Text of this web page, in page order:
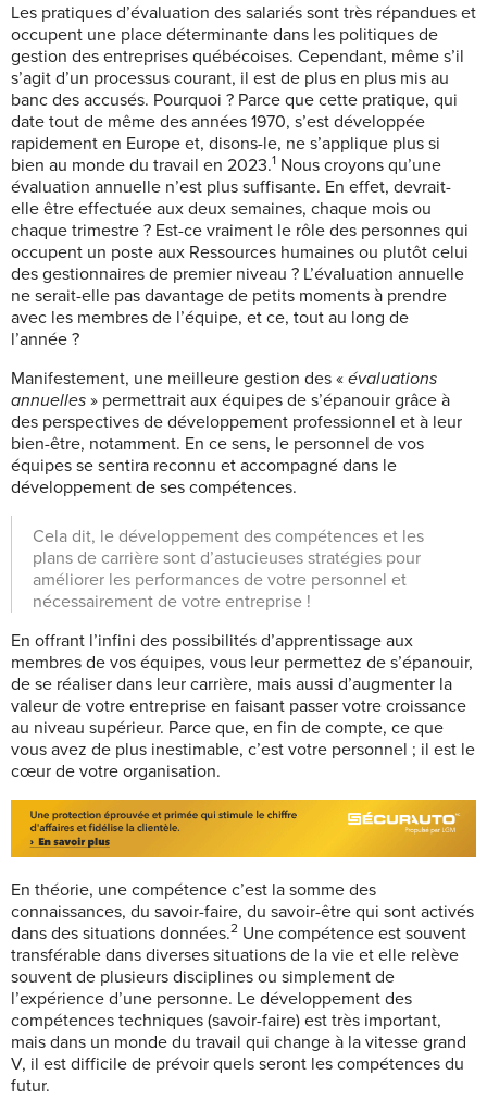
Les pratiques d’évaluation des salariés sont très répandues et
occupent une place déterminante dans les politiques de
gestion des entreprises québécoises. Cependant, même s’il
s’agit d’un processus courant, il est de plus en plus mis au
banc des accusés. Pourquoi ? Parce que cette pratique, qui
date tout de même des années 1970, s’est développée
rapidement en Europe et, disons-le, ne s’applique plus si
bien au monde du travail en 2023.1 Nous croyons qu’une
évaluation annuelle n’est plus suffisante. En effet, devrait-
elle être effectuée aux deux semaines, chaque mois ou
chaque trimestre ? Est-ce vraiment le rôle des personnes qui
occupent un poste aux Ressources humaines ou plutôt celui
des gestionnaires de premier niveau ? L’évaluation annuelle
ne serait-elle pas davantage de petits moments à prendre
avec les membres de l’équipe, et ce, tout au long de
l’année ?
Manifestement, une meilleure gestion des « évaluations
annuelles » permettrait aux équipes de s’épanouir grâce à
des perspectives de développement professionnel et à leur
bien-être, notamment. En ce sens, le personnel de vos
équipes se sentira reconnu et accompagné dans le
développement de ses compétences.
Cela dit, le développement des compétences et les
plans de carrière sont d’astucieuses stratégies pour
améliorer les performances de votre personnel et
nécessairement de votre entreprise !
En offrant l’infini des possibilités d’apprentissage aux
membres de vos équipes, vous leur permettez de s’épanouir,
de se réaliser dans leur carrière, mais aussi d’augmenter la
valeur de votre entreprise en faisant passer votre croissance
au niveau supérieur. Parce que, en fin de compte, ce que
vous avez de plus inestimable, c’est votre personnel ; il est le
cœur de votre organisation.
En théorie, une compétence c’est la somme des
connaissances, du savoir-faire, du savoir-être qui sont activés
dans des situations données.2 Une compétence est souvent
transférable dans diverses situations de la vie et elle relève
souvent de plusieurs disciplines ou simplement de
l’expérience d’une personne. Le développement des
compétences techniques (savoir-faire) est très important,
mais dans un monde du travail qui change à la vitesse grand
V, il est difficile de prévoir quels seront les compétences du
futur.